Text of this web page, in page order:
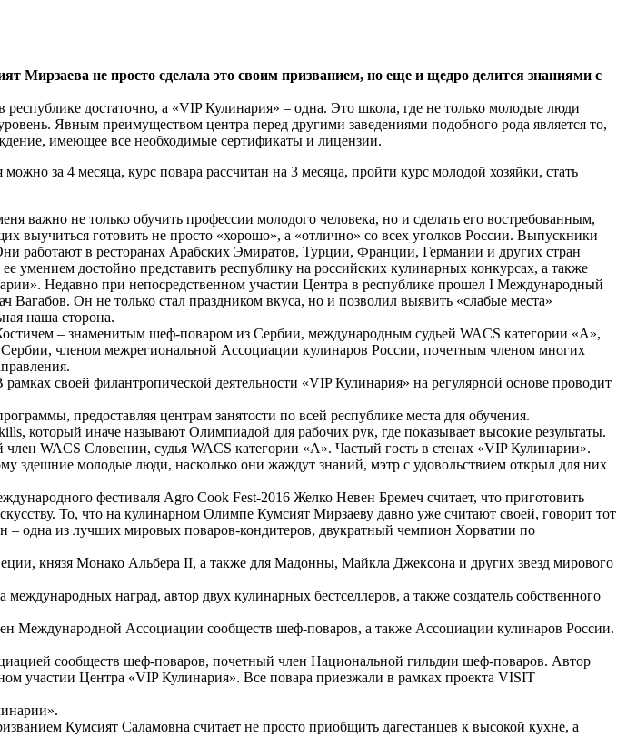
Мирзаева не просто сделала это своим призванием, но еще и щедро делится знаниями с
достаточно, а «VIP Кулинария» – одна. Это школа, где не только молодые люди
Явным преимуществом центра перед другими заведениями подобного рода является то,
имеющее все необходимые сертификаты и лицензии.
за 4 месяца, курс повара рассчитан на 3 месяца, пройти курс молодой хозяйки, стать
важно не только обучить профессии молодого человека, но и сделать его востребованным,
выучиться готовить не просто «хорошо», а «отлично» со всех уголков России. Выпускники
работают в ресторанах Арабских Эмиратов, Турции, Франции, Германии и других стран
достойно представить республику на российских кулинарных конкурсах, а также
Недавно при непосредственном участии Центра в республике прошел I Международный
Он не только стал праздником вкуса, но и позволил выявить «слабые места»
наша сторона.
– знаменитым шеф-поваром из Сербии, международным судьей WACS категории «А»,
членом межрегиональной Ассоциации кулинаров России, почетным членом многих
своей филантропической деятельности «VIP Кулинария» на регулярной основе проводит
предоставляя центрам занятости по всей республике места для обучения.
который иначе называют Олимпиадой для рабочих рук, где показывает высокие результаты.
WACS Словении, судья WACS категории «А». Частый гость в стенах «VIP Кулинарии».
молодые люди, насколько они жаждут знаний, мэтр с удовольствием открыл для них
фестиваля Agro Cook Fest-2016 Желко Невен Бремеч считает, что приготовить
То, что на кулинарном Олимпе Кумсият Мирзаеву давно уже считают своей, говорит тот
– одна из лучших мировых поваров-кондитеров, двукратный чемпион Хорватии по
князя Монако Альбера II, а также для Мадонны, Майкла Джексона и других звезд мирового
наград, автор двух кулинарных бестселлеров, а также создатель собственного
Международной Ассоциации сообществ шеф-поваров, а также Ассоциации кулинаров России.
сообществ шеф-поваров, почетный член Национальной гильдии шеф-поваров. Автор
участии Центра «VIP Кулинария». Все повара приезжали в рамках проекта VISIT
Кумсият Саламовна считает не просто приобщить дагестанцев к высокой кухне, а